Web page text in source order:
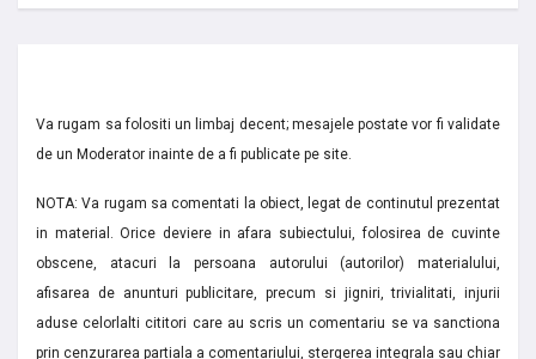
Va rugam sa folositi un limbaj decent; mesajele postate vor fi validate
de un Moderator inainte de a fi publicate pe site.
NOTA: Va rugam sa comentati la obiect, legat de continutul prezentat
in material. Orice deviere in afara subiectului, folosirea de cuvinte
obscene, atacuri la persoana autorului (autorilor) materialului,
afisarea de anunturi publicitare, precum si jigniri, trivialitati, injurii
aduse celorlalti cititori care au scris un comentariu se va sanctiona
prin cenzurarea partiala a comentariului, stergerea integrala sau chiar